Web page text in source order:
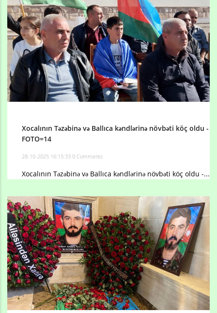
Xocalının Təzəbinə və Ballıca kəndlərinə növbəti köç oldu -
FOTO=14
28-10-2025 16:15:33 0 Comments
Xocalının Təzəbinə və Ballıca kəndlərinə növbəti köç oldu -...